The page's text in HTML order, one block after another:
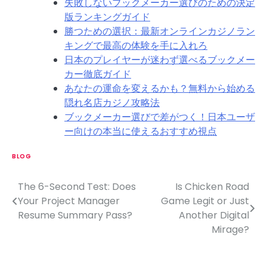
版ランキングガイド
勝つための選択：最新オンラインカジノラン
キングで最高の体験を手に入れろ
日本のプレイヤーが迷わず選べるブックメー
カー徹底ガイド
あなたの運命を変えるかも？無料から始める
隠れ名店カジノ攻略法
ブックメーカー選びで差がつく！日本ユーザ
ー向けの本当に使えるおすすめ視点
BLOG
P
o
The 6-Second Test: Does
Your Project Manager
Resume Summary Pass?
Is Chicken Road
Game Legit or Just
Another Digital
Mirage?